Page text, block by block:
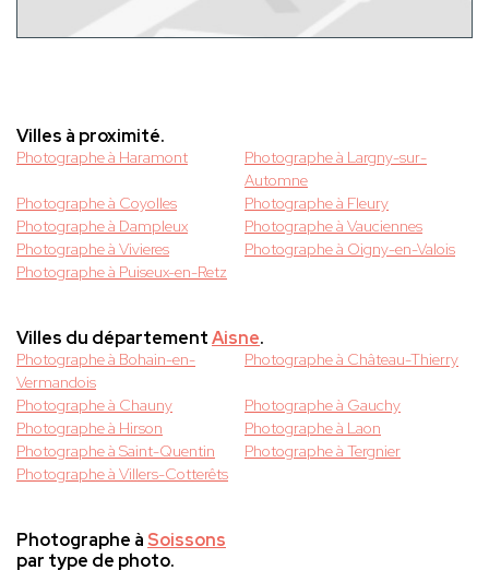
Villes à proximité.
Photographe à Haramont
Photographe à Largny-sur-
Automne
Photographe à Coyolles
Photographe à Fleury
Photographe à Dampleux
Photographe à Vauciennes
Photographe à Vivieres
Photographe à Oigny-en-Valois
Photographe à Puiseux-en-Retz
Villes du départementAisne.
Photographe à Bohain-en-
Vermandois
Photographe à Château-Thierry
Photographe à Chauny
Photographe à Gauchy
Photographe à Hirson
Photographe à Laon
Photographe à Saint-Quentin
Photographe à Tergnier
Photographe à Villers-Cotterêts
Photographe à Soissons
par type de photo.